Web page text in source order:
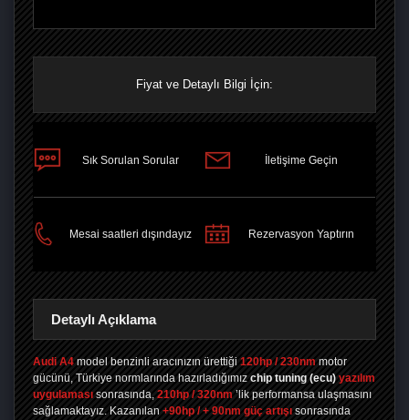
Fiyat ve Detaylı Bilgi İçin:
Sık Sorulan Sorular İletişime Geçin
Mesai saatleri dışındayız Rezervasyon Yaptırın
Detaylı Açıklama
Audi A4 model benzinli aracınızın ürettiği 120hp / 230nm motor
gücünü, Türkiye normlarında hazırladığımız chip tuning (ecu) yazılım
uygulaması sonrasında, 210hp / 320nm ’lik performansa ulaşmasını
sağlamaktayız. Kazanılan +90hp / + 90nm güç artışı sonrasında